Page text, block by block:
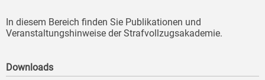
In diesem Bereich finden Sie Publikationen und
Veranstaltungshinweise der Strafvollzugsakademie.
Downloads